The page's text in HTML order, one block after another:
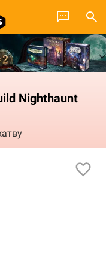
Nighthaunt